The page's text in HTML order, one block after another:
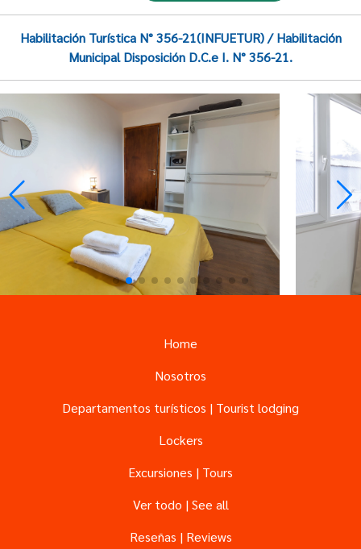
Habilitación Turística N° 356-21(INFUETUR) / Habilitación
Municipal Disposición D.C.e I. N° 356-21.
Home
Nosotros
Departamentos turísticos | Tourist lodging
Lockers
Excursiones | Tours
Ver todo | See all
Reseñas | Reviews